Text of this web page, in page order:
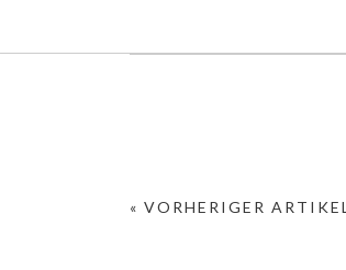
« VORHERIGER ARTIKEL